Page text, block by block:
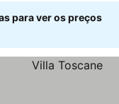
para ver os preços